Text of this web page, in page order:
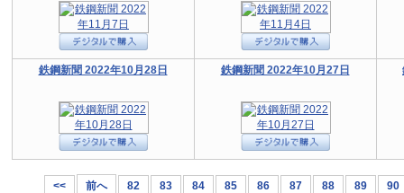
鉄鋼新聞 2022年10月28日 鉄鋼新聞 2022年10月27日
<< 前へ 82 83 84 85 86 87 88 89 90